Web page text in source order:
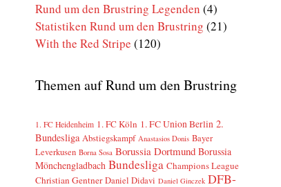
Rund um den Brustring Legenden (4)
Statistiken Rund um den Brustring (21)
With the Red Stripe (120)
Themen auf Rund um den Brustring
1. FC Heidenheim 1. FC Köln 1. FC Union Berlin 2.
Bundesliga Abstiegskampf Anastasios Donis Bayer
Leverkusen Borna Sosa Borussia Dortmund Borussia
Mönchengladbach Bundesliga Champions League
Christian Gentner Daniel Didavi Daniel Ginczek DFB-